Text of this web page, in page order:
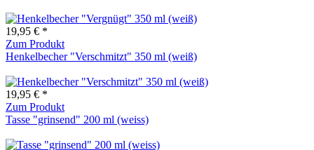
19,95 € *
Zum Produkt
Henkelbecher "Verschmitzt" 350 ml (weiß)
19,95 € *
Zum Produkt
Tasse "grinsend" 200 ml (weiss)